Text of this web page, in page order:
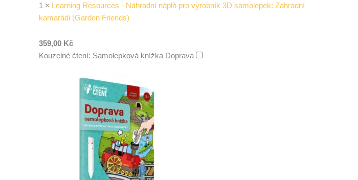
1 × Learning Resources - Náhradní náplň pro výrobník 3D samolepek: Zahradní
kamarádi (Garden Friends)
359,00 Kč
Kouzelné čtení: Samolepková knížka Doprava